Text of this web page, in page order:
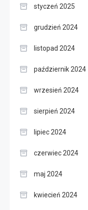
styczeń 2025
grudzień 2024
listopad 2024
październik 2024
wrzesień 2024
sierpień 2024
lipiec 2024
czerwiec 2024
maj 2024
kwiecień 2024